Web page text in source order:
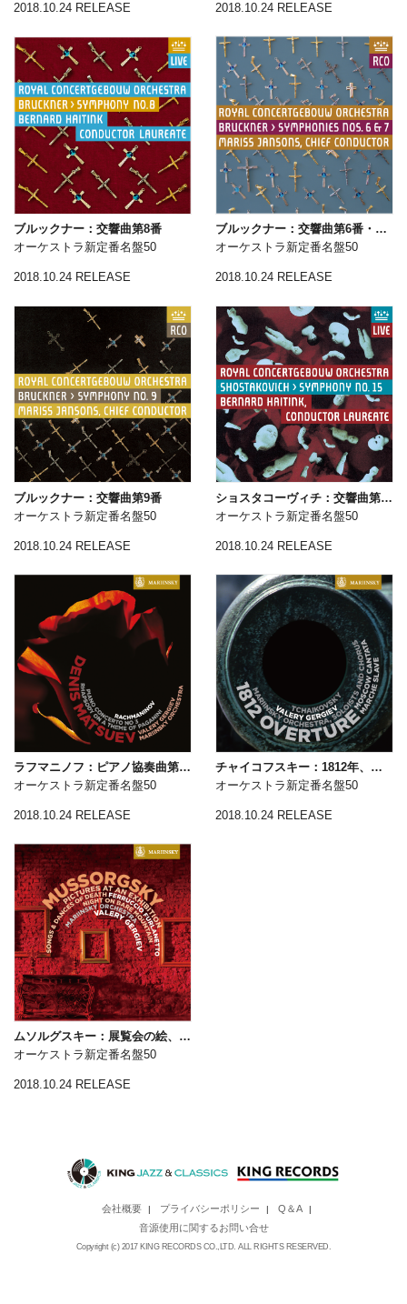
2018.10.24 RELEASE 2018.10.24 RELEASE
ブルックナー：交響曲第8番
オーケストラ新定番名盤50
2018.10.24 RELEASE
ブルックナー：交響曲第6番・第7番
オーケストラ新定番名盤50
2018.10.24 RELEASE
ブルックナー：交響曲第9番
オーケストラ新定番名盤50
2018.10.24 RELEASE
ショスタコーヴィチ：交響曲第15番
オーケストラ新定番名盤50
2018.10.24 RELEASE
ラフマニノフ：ピアノ協奏曲第3番
オーケストラ新定番名盤50
2018.10.24 RELEASE
チャイコフスキー：1812年、スラヴ行進曲
オーケストラ新定番名盤50
2018.10.24 RELEASE
ムソルグスキー：展覧会の絵、禿山の一夜
オーケストラ新定番名盤50
2018.10.24 RELEASE
会社概要 | プライバシーポリシー | Q＆A |
音源使用に関するお問い合せ
Copyright (c) 2017 KING RECORDS CO.,LTD. ALL RIGHTS RESERVED.